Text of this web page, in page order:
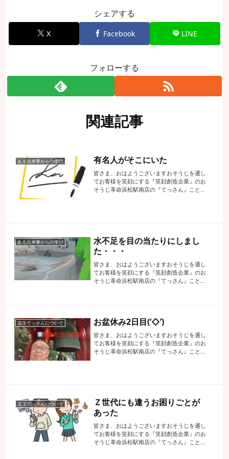
シェアする
X Facebook LINE
フォローする
関連記事
ある出来事からの学び 有名人がそこにいた
皆さま、おはようございますおそうじを通し
てお客様を笑顔にする『笑顔創造企業』のお
そうじ革命浜松駅南店の『てっさん』こと代
ある出来事からの学び
水不足を目の当たりにしまし
た・・・
皆さま、おはようございますおそうじを通し
てお客様を笑顔にする『笑顔創造企業』のお
そうじ革命浜松駅南店の『てっさん』こと代
店主てっさんについて お盆休み2日目(‘◇’)ゞ
皆さま、おはようございますおそうじを通し
てお客様を笑顔にする『笑顔創造企業』のお
そうじ革命浜松駅南店の『てっさん』こと代
店主てっさんについて
Ｚ世代にも違うお困りごとが
あった
皆さま、おはようございますおそうじを通し
てお客様を笑顔にする『笑顔創造企業』のお
そうじ革命浜松駅南店の『てっさん』こと代